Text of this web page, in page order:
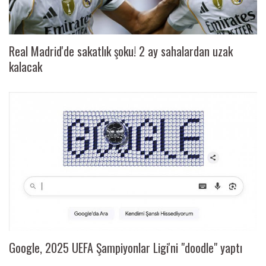
Real Madrid'de sakatlık şoku! 2 ay sahalardan uzak
kalacak
Google, 2025 UEFA Şampiyonlar Ligi'ni "doodle" yaptı